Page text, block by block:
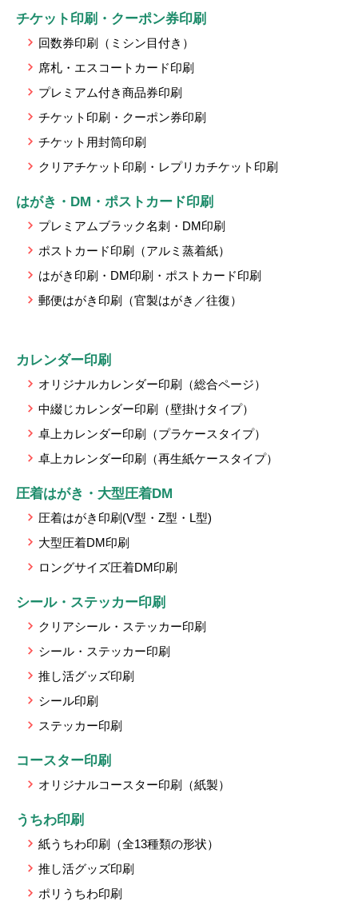
チケット印刷・クーポン券印刷
回数券印刷（ミシン目付き）
席札・エスコートカード印刷
プレミアム付き商品券印刷
チケット印刷・クーポン券印刷
チケット用封筒印刷
クリアチケット印刷・レプリカチケット印刷
はがき・DM・ポストカード印刷
プレミアムブラック名刺・DM印刷
ポストカード印刷（アルミ蒸着紙）
はがき印刷・DM印刷・ポストカード印刷
郵便はがき印刷（官製はがき／往復）
カレンダー印刷
オリジナルカレンダー印刷（総合ページ）
中綴じカレンダー印刷（壁掛けタイプ）
卓上カレンダー印刷（プラケースタイプ）
卓上カレンダー印刷（再生紙ケースタイプ）
圧着はがき・大型圧着DM
圧着はがき印刷(V型・Z型・L型)
大型圧着DM印刷
ロングサイズ圧着DM印刷
シール・ステッカー印刷
クリアシール・ステッカー印刷
シール・ステッカー印刷
推し活グッズ印刷
シール印刷
ステッカー印刷
コースター印刷
オリジナルコースター印刷（紙製）
うちわ印刷
紙うちわ印刷（全13種類の形状）
推し活グッズ印刷
ポリうちわ印刷